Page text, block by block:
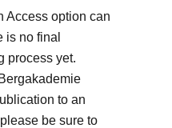
Access option can
is no final
process yet.
to an
be sure to